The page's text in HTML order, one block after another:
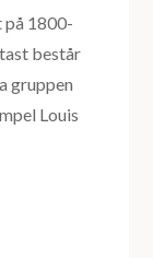
på 1800-
består
gruppen
Louis